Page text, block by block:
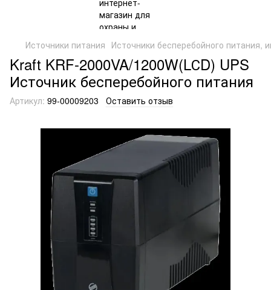
Источники питания Источники бесперебойного питания,
Kraft KRF-2000VA/1200W(LСD) UPS
Источник бесперебойного питания
Артикул: 99-00009203 Оставить отзыв